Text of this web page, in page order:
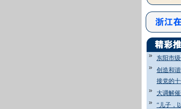
东阳市
创造和
接党的
大调解
“儿子，